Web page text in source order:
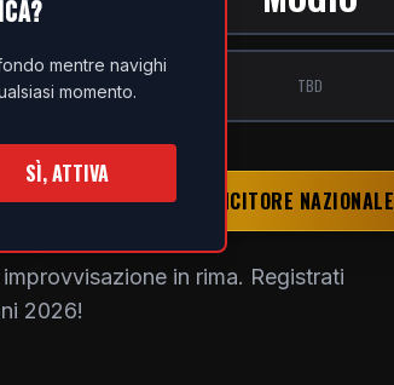
TBD TBD
I PREMI DEL VINCITORE NAZIONALE
in rima. Registrati
2026!
mentre navighi
momento.
SÌ, ATTIVA